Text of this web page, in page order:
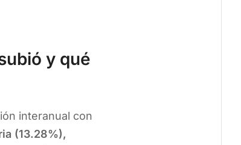
y qué
interanual con
(13.28%),